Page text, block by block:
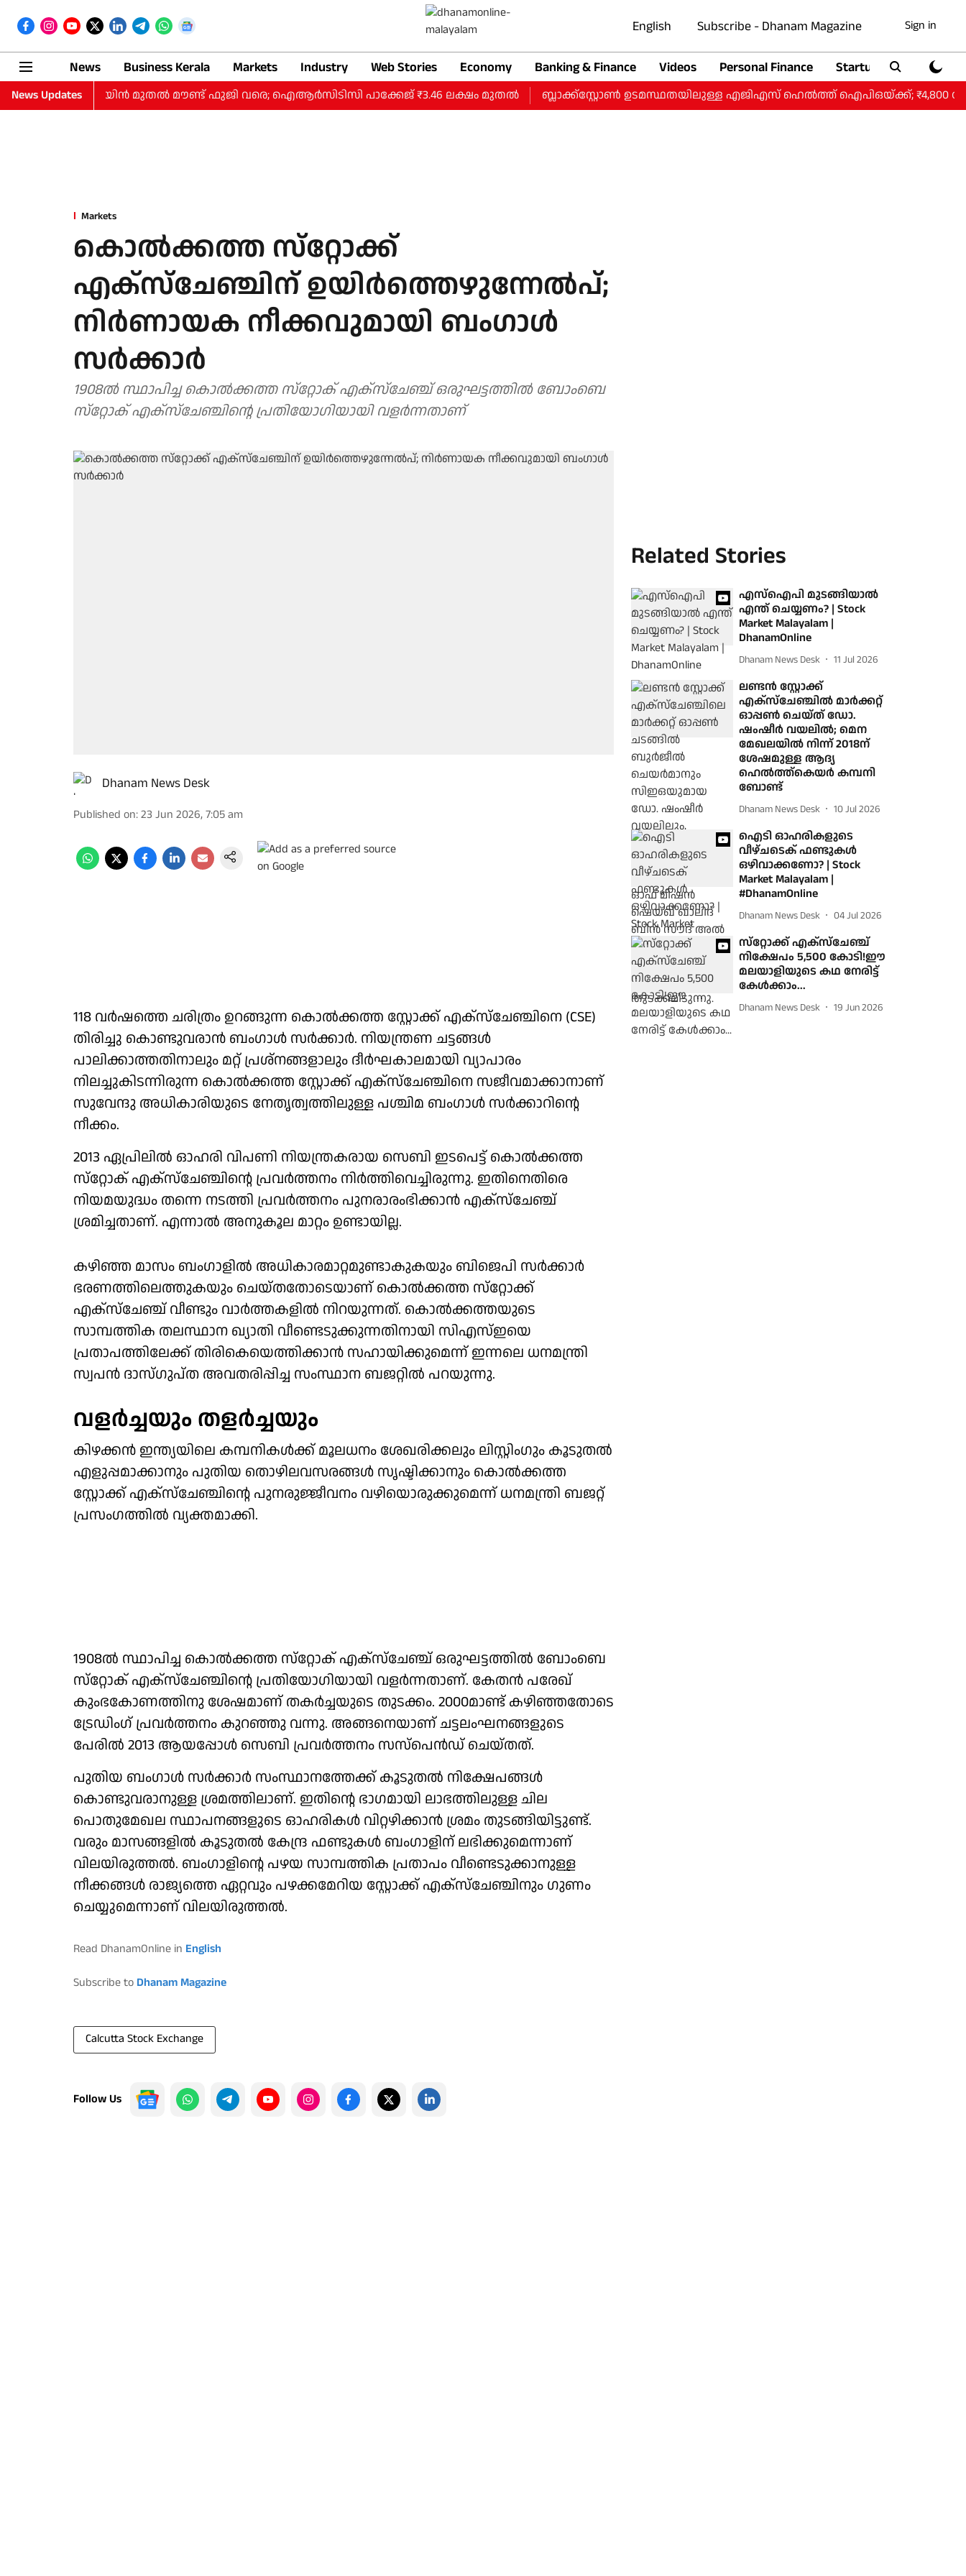
English Subscribe - Dhanam Magazine Sign in
News Business Kerala Markets Industry Web Stories Economy Banking & Finance Videos Personal Finance Startup
News Updates
ബുള്ളറ്റ് ട്രെയിന്‍ മുതല്‍ മൗണ്ട് ഫുജി വരെ; ഐആര്‍സിടിസി പാക്കേജ് ₹3.46 ലക്ഷം മുതല്‍ ബ്ലാക്ക്‌സ്റ്റോൺ ഉടമസ്ഥതയിലുള്ള എജിഎസ് ഹെൽത്ത് ഐപിഒയ്ക്ക്; ₹4,800 കോടി
Markets
കൊല്‍ക്കത്ത സ്‌റ്റോക്ക്
എക്‌സ്‌ചേഞ്ചിന് ഉയിര്‍ത്തെഴുന്നേല്‍പ്;
നിര്‍ണായക നീക്കവുമായി ബംഗാള്‍
സര്‍ക്കാര്‍
1908ല്‍ സ്ഥാപിച്ച കൊല്‍ക്കത്ത സ്‌റ്റോക് എക്‌സ്‌ചേഞ്ച് ഒരുഘട്ടത്തില്‍ ബോംബെ
സ്‌റ്റോക് എക്‌സ്‌ചേഞ്ചിന്റെ പ്രതിയോഗിയായി വളര്‍ന്നതാണ്
Dhanam News Desk
Published on:23 Jun 2026, 7:05 am
118 വര്‍ഷത്തെ ചരിത്രം ഉറങ്ങുന്ന കൊല്‍ക്കത്ത സ്റ്റോക്ക് എക്‌സ്‌ചേഞ്ചിനെ (CSE)
തിരിച്ചു കൊണ്ടുവരാന്‍ ബംഗാള്‍ സര്‍ക്കാര്‍. നിയന്ത്രണ ചട്ടങ്ങള്‍
പാലിക്കാത്തതിനാലും മറ്റ് പ്രശ്‌നങ്ങളാലും ദീര്‍ഘകാലമായി വ്യാപാരം
നിലച്ചുകിടന്നിരുന്ന കൊല്‍ക്കത്ത സ്റ്റോക്ക് എക്‌സ്‌ചേഞ്ചിനെ സജീവമാക്കാനാണ്
സുവേന്ദു അധികാരിയുടെ നേതൃത്വത്തിലുള്ള പശ്ചിമ ബംഗാള്‍ സര്‍ക്കാറിന്റെ
നീക്കം.
2013 ഏപ്രിലില്‍ ഓഹരി വിപണി നിയന്ത്രകരായ സെബി ഇടപെട്ട് കൊല്‍ക്കത്ത
സ്‌റ്റോക് എക്‌സ്‌ചേഞ്ചിന്റെ പ്രവര്‍ത്തനം നിര്‍ത്തിവെച്ചിരുന്നു. ഇതിനെതിരെ
നിയമയുദ്ധം തന്നെ നടത്തി പ്രവര്‍ത്തനം പുനരാരംഭിക്കാന്‍ എക്‌സ്‌ചേഞ്ച്
ശ്രമിച്ചതാണ്. എന്നാല്‍ അനുകൂല മാറ്റം ഉണ്ടായില്ല.
കഴിഞ്ഞ മാസം ബംഗാളില്‍ അധികാരമാറ്റമുണ്ടാകുകയും ബിജെപി സര്‍ക്കാര്‍
ഭരണത്തിലെത്തുകയും ചെയ്തതോടെയാണ് കൊല്‍ക്കത്ത സ്‌റ്റോക്ക്
എക്‌സ്‌ചേഞ്ച് വീണ്ടും വാര്‍ത്തകളില്‍ നിറയുന്നത്. കൊല്‍ക്കത്തയുടെ
സാമ്പത്തിക തലസ്ഥാന ഖ്യാതി വീണ്ടെടുക്കുന്നതിനായി സിഎസ്ഇയെ
പ്രതാപത്തിലേക്ക് തിരികെയെത്തിക്കാന്‍ സഹായിക്കുമെന്ന് ഇന്നലെ ധനമന്ത്രി
സ്വപന്‍ ദാസ്ഗുപ്ത അവതരിപ്പിച്ച സംസ്ഥാന ബജറ്റില്‍ പറയുന്നു.
വളര്‍ച്ചയും തളര്‍ച്ചയും
കിഴക്കന്‍ ഇന്ത്യയിലെ കമ്പനികള്‍ക്ക് മൂലധനം ശേഖരിക്കലും ലിസ്റ്റിംഗും കൂടുതല്‍
എളുപ്പമാക്കാനും പുതിയ തൊഴിലവസരങ്ങള്‍ സൃഷ്ടിക്കാനും കൊല്‍ക്കത്ത
സ്റ്റോക്ക് എക്‌സ്‌ചേഞ്ചിന്റെ പുനരുജ്ജീവനം വഴിയൊരുക്കുമെന്ന് ധനമന്ത്രി ബജറ്റ്
പ്രസംഗത്തില്‍ വ്യക്തമാക്കി.
1908ല്‍ സ്ഥാപിച്ച കൊല്‍ക്കത്ത സ്‌റ്റോക് എക്‌സ്‌ചേഞ്ച് ഒരുഘട്ടത്തില്‍ ബോംബെ
സ്‌റ്റോക് എക്‌സ്‌ചേഞ്ചിന്റെ പ്രതിയോഗിയായി വളര്‍ന്നതാണ്. കേതന്‍ പരേഖ്
കുംഭകോണത്തിനു ശേഷമാണ് തകര്‍ച്ചയുടെ തുടക്കം. 2000മാണ്ട് കഴിഞ്ഞതോടെ
ട്രേഡിംഗ് പ്രവര്‍ത്തനം കുറഞ്ഞു വന്നു. അങ്ങനെയാണ് ചട്ടലംഘനങ്ങളുടെ
പേരില്‍ 2013 ആയപ്പോള്‍ സെബി പ്രവര്‍ത്തനം സസ്‌പെന്‍ഡ് ചെയ്തത്.
പുതിയ ബംഗാള്‍ സര്‍ക്കാര്‍ സംസ്ഥാനത്തേക്ക് കൂടുതല്‍ നിക്ഷേപങ്ങള്‍
കൊണ്ടുവരാനുള്ള ശ്രമത്തിലാണ്. ഇതിന്റെ ഭാഗമായി ലാഭത്തിലുള്ള ചില
പൊതുമേഖല സ്ഥാപനങ്ങളുടെ ഓഹരികള്‍ വിറ്റഴിക്കാന്‍ ശ്രമം തുടങ്ങിയിട്ടുണ്ട്.
വരും മാസങ്ങളില്‍ കൂടുതല്‍ കേന്ദ്ര ഫണ്ടുകള്‍ ബംഗാളിന് ലഭിക്കുമെന്നാണ്
വിലയിരുത്തല്‍. ബംഗാളിന്റെ പഴയ സാമ്പത്തിക പ്രതാപം വീണ്ടെടുക്കാനുള്ള
നീക്കങ്ങള്‍ രാജ്യത്തെ ഏറ്റവും പഴക്കമേറിയ സ്റ്റോക്ക് എക്‌സ്‌ചേഞ്ചിനും ഗുണം
ചെയ്യുമെന്നാണ് വിലയിരുത്തല്‍.
Read DhanamOnline in English
Subscribe to Dhanam Magazine
Calcutta Stock Exchange
Follow Us
Related Stories
എസ്ഐപി മുടങ്ങിയാൽ
എന്ത് ചെയ്യണം? | Stock
Market Malayalam |
DhanamOnline
Dhanam News Desk 11 Jul 2026
ലണ്ടന്‍ സ്റ്റോക്ക്
എക്‌സ്‌ചേഞ്ചില്‍ മാര്‍ക്കറ്റ്
ഓപ്പണ്‍ ചെയ്ത് ഡോ.
ഷംഷീര്‍ വയലില്‍; മെന
മേഖലയില്‍ നിന്ന് 2018ന്
ശേഷമുള്ള ആദ്യ
ഹെല്‍ത്ത്‌കെയര്‍ കമ്പനി
ബോണ്ട്
Dhanam News Desk 10 Jul 2026
ഐടി ഓഹരികളുടെ
വീഴ്ചടെക് ഫണ്ടുകൾ
ഒഴിവാക്കണോ? | Stock
Market Malayalam |
#DhanamOnline
Dhanam News Desk 04 Jul 2026
സ്‌റ്റോക്ക് എക്‌സ്‌ചേഞ്ച്
നിക്ഷേപം 5,500 കോടി!ഈ
മലയാളിയുടെ കഥ നേരിട്ട്
കേള്‍ക്കാം...
Dhanam News Desk 19 Jun 2026